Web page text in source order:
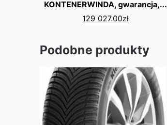
KONTENERWINDA, gwarancja,...
129 027.00zł
Podobne produkty